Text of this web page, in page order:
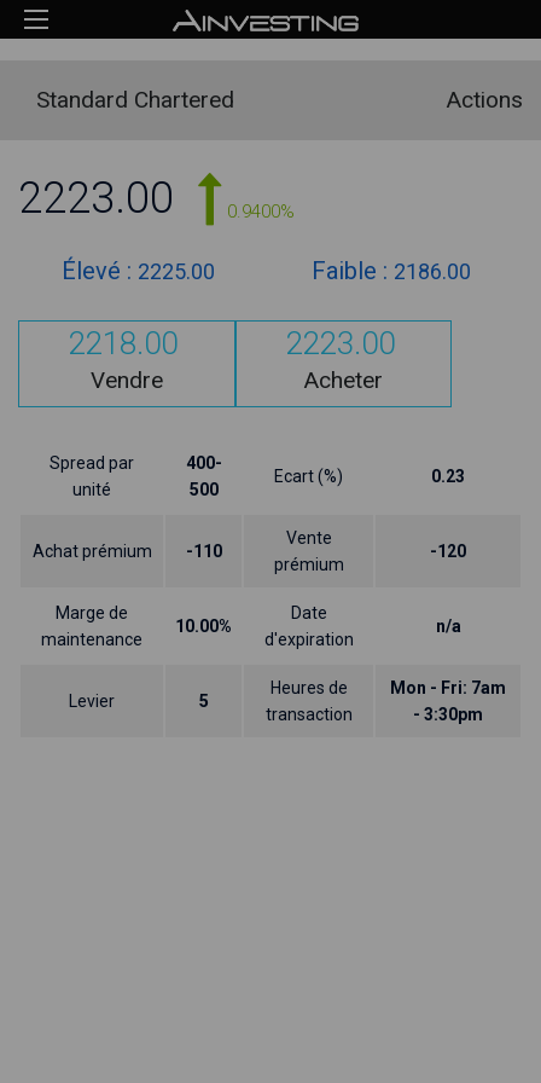
Standard Chartered Actions
2223.00 0.9400%
Élevé : 2225.00 Faible : 2186.00
2218.00
Vendre
2223.00
Acheter
Spread par
unité
400-
500
Ecart (%) 0.23
Achat prémium -110
Vente
prémium
-120
Marge de
maintenance
10.00%
Date
d'expiration
n/a
Levier 5
Heures de
transaction
Mon - Fri: 7am
- 3:30pm